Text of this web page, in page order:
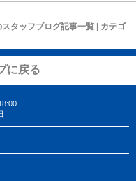
タッフブログ記事一覧 | カテゴ
に戻る